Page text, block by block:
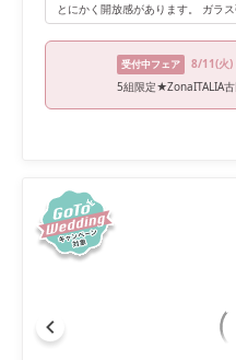
受付中フェア 8/11(火)